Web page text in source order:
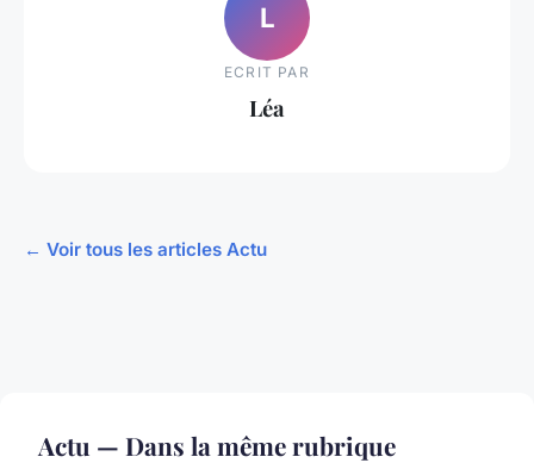
L
ECRIT PAR
Léa
← Voir tous les articles Actu
Actu — Dans la même rubrique